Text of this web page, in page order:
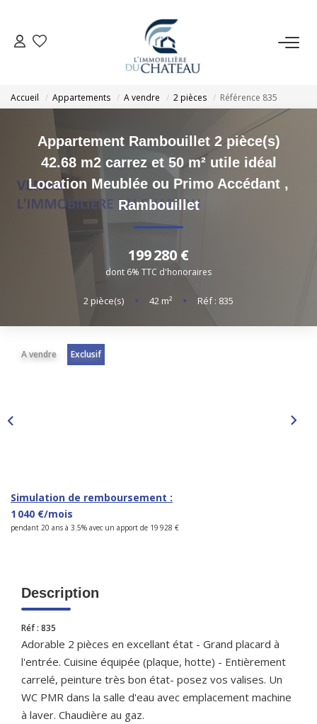
VENTE
LOCATION
GESTION LOCATIVE
ESTIMATION
CONTACT
Accueil Appartements A vendre 2 pièces Référence 835
Appartement Rambouillet 2 pièce(s)
42.68 m2 carrez et 50 m² utile idéal
Location Meublée ou Primo Accédant ,
Rambouillet
199 280 €
dont 6% TTC d'honoraires
2pièce(s) • 42m² • Réf : 835
A vendre Exclusif
Simulation de remboursement :
1 040 €/mois
pendant 20 ans à 3.5% avec un apport de 19 928 €
Description
Réf : 835
Adorable 2 pièces en excellant état - Grand placard à
l'entrée. Cuisine équipée (plaque, hotte) - Entièrement
carrelé, peinture très bon état- posez vos valises. Un
WC PMR dans la salle d'eau avec emplacement machine
à laver. Chaudière au gaz.